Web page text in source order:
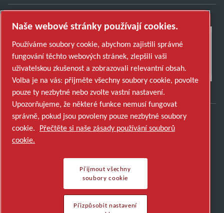
Objevte, jak skupina Atlas Copco Group
podporuje technologie, které tvoří budoucnost.
Navštivte webové stránky Atlas Copco Group
Součást Atlas Copco Group
Přizpůsobit nastavení cookies
© 2026 Copyright. All rights reserved.
Naše webové stránky používají cookies.
Používáme soubory cookie, abychom zajistili správné
fungování těchto webových stránek, zlepšili vaši
uživatelskou zkušenost a zobrazovali relevantní obsah.
Volba je na vás: přijměte všechny soubory cookie, povolte
pouze ty nezbytné nebo zvolte vastní nastavení.
Upozorňujeme, že některé funkce nemusí fungovat
správně, pokud jsou povoleny pouze nezbytné soubory
cookie. Přečtěte si naše zásady používání souborů
cookie.
Přijmout všechny
soubory cookie
Přizpůsobit nastavení